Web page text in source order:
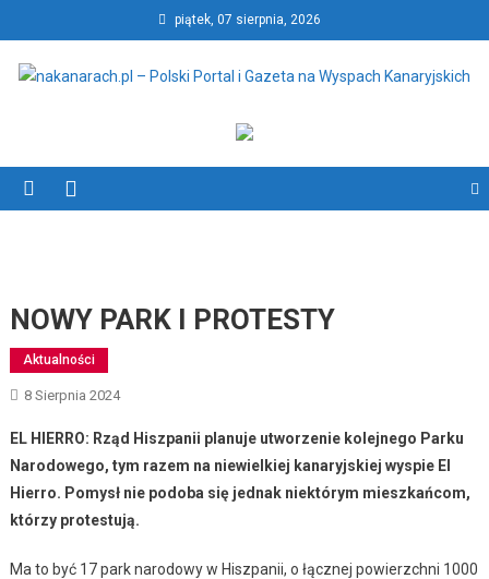
to
content
piątek, 07 sierpnia, 2026
nakanarach.pl – Polski Portal
i Gazeta na Wyspach
Kanaryjskich
NOWY PARK I PROTESTY
Aktualności
8 Sierpnia 2024
EL HIERRO: Rząd Hiszpanii planuje utworzenie kolejnego Parku
Narodowego, tym razem na niewielkiej kanaryjskiej wyspie El
Hierro. Pomysł nie podoba się jednak niektórym mieszkańcom,
którzy protestują.
Ma to być 17 park narodowy w Hiszpanii, o łącznej powierzchni 1000